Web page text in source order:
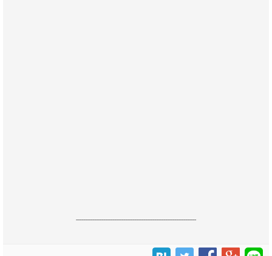
------------------------------------------------------------------